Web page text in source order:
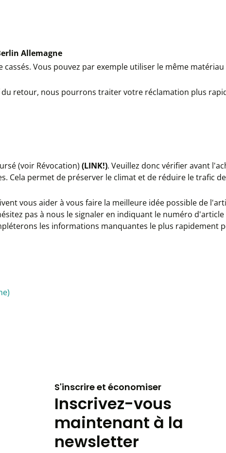
Allemagne
Vous pouvez par exemple utiliser le même
retour, nous pourrons traiter votre réclamation plus
(voir Révocation) (LINK!). Veuillez donc vérifier avant
permet de préserver le climat et de réduire le trafic
vous aider à vous faire la meilleure idée possible de
pas à nous le signaler en indiquant le numéro d'article
les informations manquantes le plus rapidement
S'inscrire et économiser
Inscrivez-vous
maintenant à la
newsletter